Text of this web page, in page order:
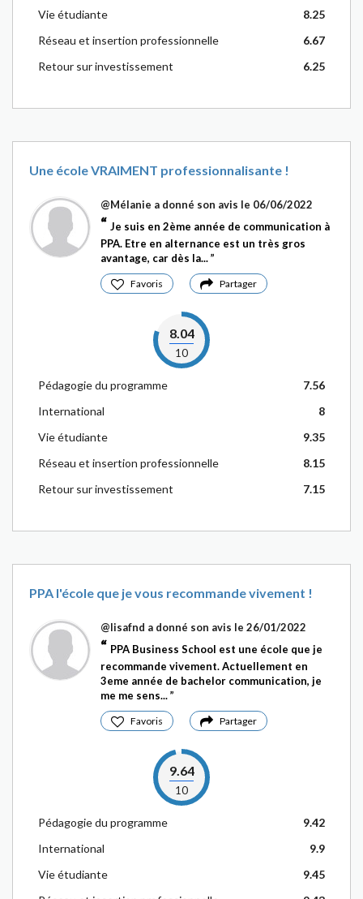
Vie étudiante
8.25
Réseau et insertion professionnelle
6.67
Retour sur investissement
6.25
Une école VRAIMENT professionnalisante !
@Mélanie a donné son avis le 06/06/2022
Je suis en 2ème année de communication à
PPA. Etre en alternance est un très gros
avantage, car dès la...
Favoris Partager
8.04
10
Pédagogie du programme
7.56
International
8
Vie étudiante
9.35
Réseau et insertion professionnelle
8.15
Retour sur investissement
7.15
PPA l'école que je vous recommande vivement !
@lisafnd a donné son avis le 26/01/2022
PPA Business School est une école que je
recommande vivement. Actuellement en
3eme année de bachelor communication, je
me me sens...
Favoris Partager
9.64
10
Pédagogie du programme
9.42
International
9.9
Vie étudiante
9.45